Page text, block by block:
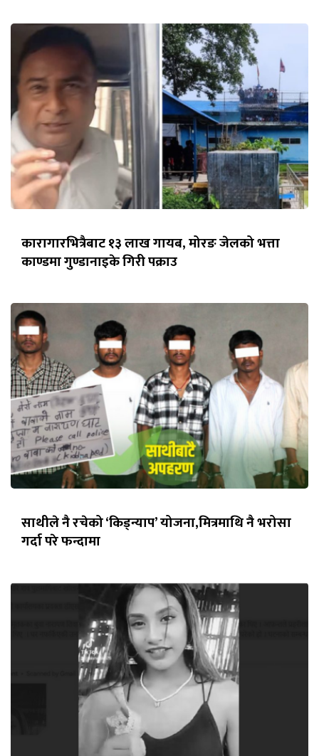
कारागारभित्रैबाट १३ लाख गायब, मोरङ जेलको भत्ता
काण्डमा गुण्डानाइके गिरी पक्राउ
साथीले नै रचेको ‘किड्न्याप’ योजना,मित्रमाथि नै भरोसा
गर्दा परे फन्दामा